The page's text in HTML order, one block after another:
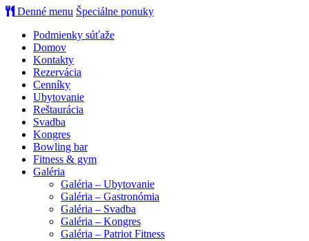
Denné menu Špeciálne ponuky
Podmienky súťaže
Domov
Kontakty
Rezervácia
Cenníky
Ubytovanie
Reštaurácia
Svadba
Kongres
Bowling bar
Fitness & gym
Galéria
Galéria – Ubytovanie
Galéria – Gastronómia
Galéria – Svadba
Galéria – Kongres
Galéria – Patriot Fitness